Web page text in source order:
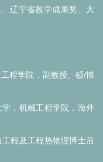
辽宁省教学成果奖、大
程学院，副教授、硕/博
，机械工程学院，海外
程及工程热物理博士后